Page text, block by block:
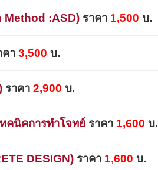
Method :ASD) ราคา 1,500 บ.
คา 3,500 บ.
ราคา 2,900 บ.
คนิคการทำโจทย์ ราคา 1,600 บ.
DESIGN) ราคา 1,600 บ.